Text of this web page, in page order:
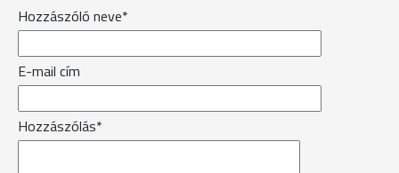
Hozzászóló neve*
E-mail cím
Hozzászólás*